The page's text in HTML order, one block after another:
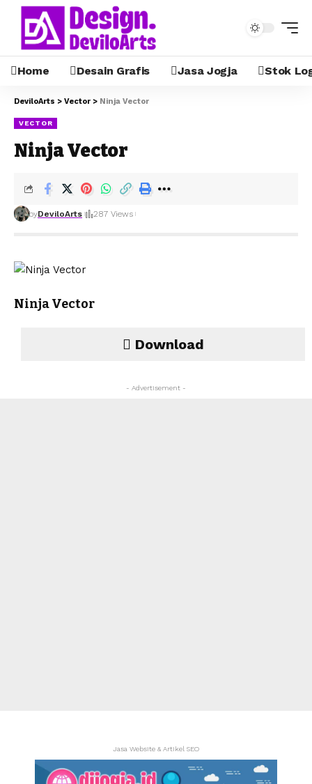
Home Desain Grafis Jasa Jogja Stok
DeviloArts > Vector > Ninja Vector
VECTOR
Ninja Vector
byDeviloArts 287 Views
Ninja Vector
Download
- Advertisement -
Jasa Website & Artikel SEO